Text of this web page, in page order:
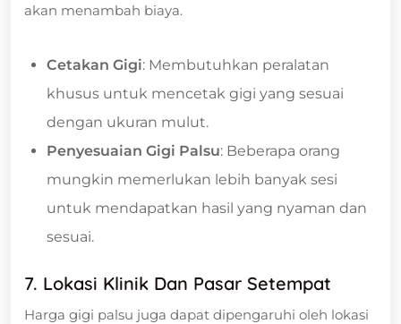
akan menambah biaya.
Cetakan Gigi: Membutuhkan peralatan
khusus untuk mencetak gigi yang sesuai
dengan ukuran mulut.
Penyesuaian Gigi Palsu: Beberapa orang
mungkin memerlukan lebih banyak sesi
untuk mendapatkan hasil yang nyaman dan
sesuai.
7. Lokasi Klinik Dan Pasar Setempat
Harga gigi palsu juga dapat dipengaruhi oleh lokasi